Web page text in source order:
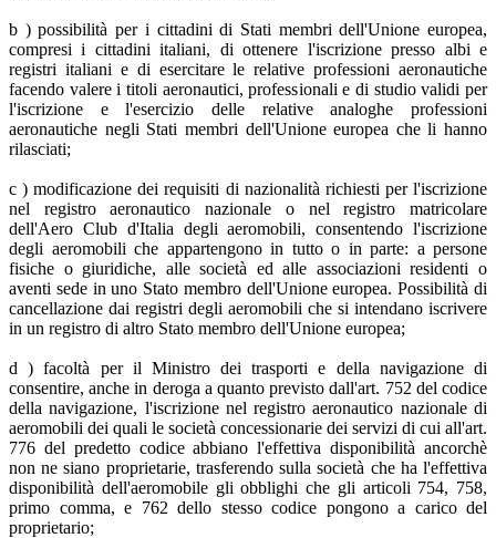
b ) possibilità per i cittadini di Stati membri dell'Unione europea,
compresi i cittadini italiani, di ottenere l'iscrizione presso albi e
registri italiani e di esercitare le relative professioni aeronautiche
facendo valere i titoli aeronautici, professionali e di studio validi per
l'iscrizione e l'esercizio delle relative analoghe professioni
aeronautiche negli Stati membri dell'Unione europea che li hanno
rilasciati;
c ) modificazione dei requisiti di nazionalità richiesti per l'iscrizione
nel registro aeronautico nazionale o nel registro matricolare
dell'Aero Club d'Italia degli aeromobili, consentendo l'iscrizione
degli aeromobili che appartengono in tutto o in parte: a persone
fisiche o giuridiche, alle società ed alle associazioni residenti o
aventi sede in uno Stato membro dell'Unione europea. Possibilità di
cancellazione dai registri degli aeromobili che si intendano iscrivere
in un registro di altro Stato membro dell'Unione europea;
d ) facoltà per il Ministro dei trasporti e della navigazione di
consentire, anche in deroga a quanto previsto dall'art. 752 del codice
della navigazione, l'iscrizione nel registro aeronautico nazionale di
aeromobili dei quali le società concessionarie dei servizi di cui all'art.
776 del predetto codice abbiano l'effettiva disponibilità ancorchè
non ne siano proprietarie, trasferendo sulla società che ha l'effettiva
disponibilità dell'aeromobile gli obblighi che gli articoli 754, 758,
primo comma, e 762 dello stesso codice pongono a carico del
proprietario;